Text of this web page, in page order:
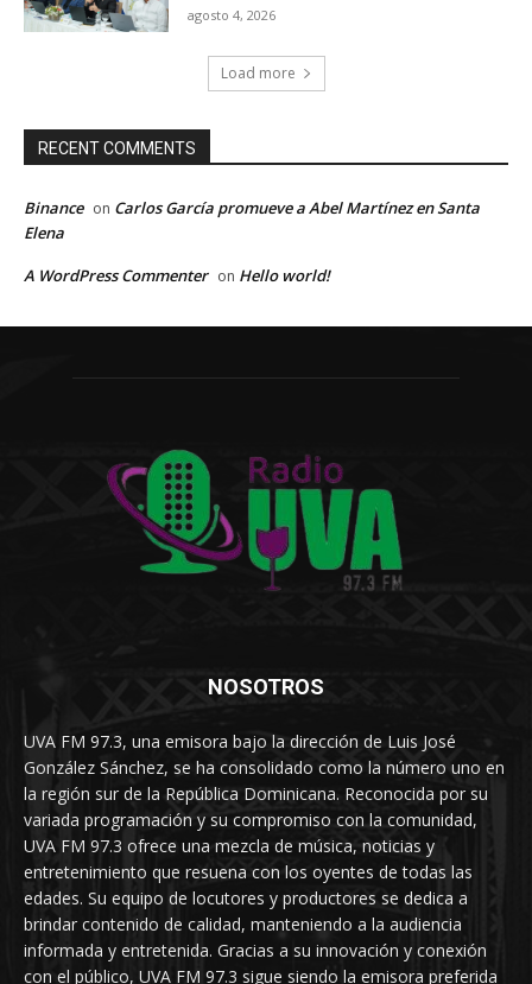
agosto 4, 2026
Load more
RECENT COMMENTS
Binance on Carlos García promueve a Abel Martínez en Santa
Elena
A WordPress Commenter on Hello world!
NOSOTROS
UVA FM 97.3, una emisora bajo la dirección de Luis José
González Sánchez, se ha consolidado como la número uno en
la región sur de la República Dominicana. Reconocida por su
variada programación y su compromiso con la comunidad,
UVA FM 97.3 ofrece una mezcla de música, noticias y
entretenimiento que resuena con los oyentes de todas las
edades. Su equipo de locutores y productores se dedica a
brindar contenido de calidad, manteniendo a la audiencia
informada y entretenida. Gracias a su innovación y conexión
con el público, UVA FM 97.3 sigue siendo la emisora preferida